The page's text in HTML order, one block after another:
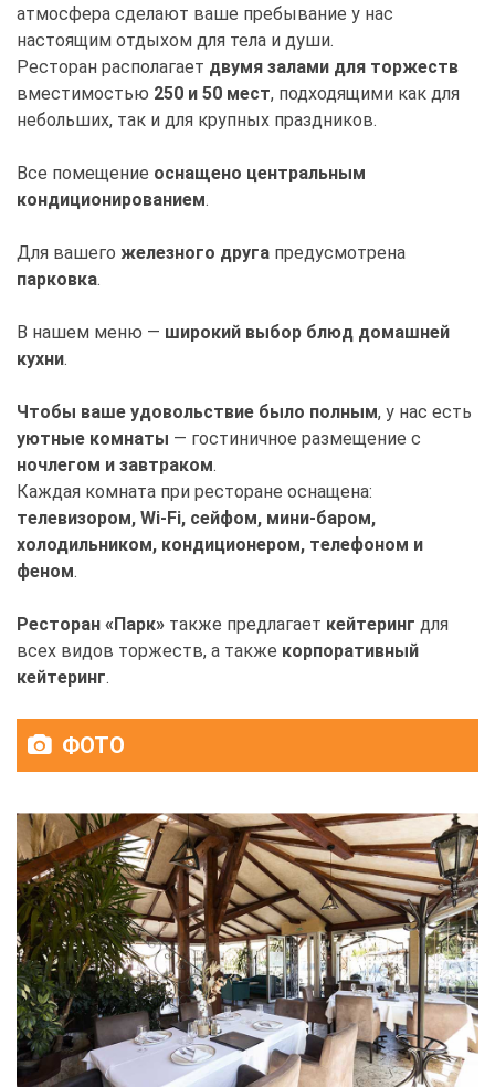
атмосфера сделают ваше пребывание у нас
настоящим отдыхом для тела и души.
Ресторан располагает двумя залами для торжеств
вместимостью 250 и 50 мест, подходящими как для
небольших, так и для крупных праздников.
Все помещение оснащено центральным
кондиционированием.
Для вашего железного друга предусмотрена
парковка.
В нашем меню — широкий выбор блюд домашней
кухни.
Чтобы ваше удовольствие было полным, у нас есть
уютные комнаты — гостиничное размещение с
ночлегом и завтраком.
Каждая комната при ресторане оснащена:
телевизором, Wi-Fi, сейфом, мини-баром,
холодильником, кондиционером, телефоном и
феном.
Ресторан «Парк» также предлагает кейтеринг для
всех видов торжеств, а также корпоративный
кейтеринг.
ФОТО